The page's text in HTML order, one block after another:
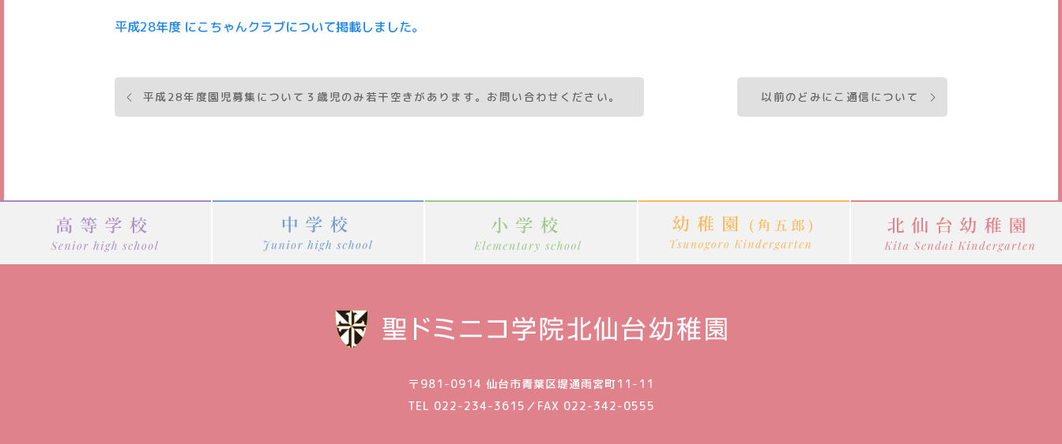
平成28年度 にこちゃんクラブについて掲載しました。
投
稿
ゲ
ー
平成28年度園児募集について３歳児のみ若干空きがあります。お問い合わせください。 以前のどみにこ通信について
〒981-0914 仙台市青葉区堤通雨宮町11-11
TEL 022-234-3615 ／ FAX 022-342-0555